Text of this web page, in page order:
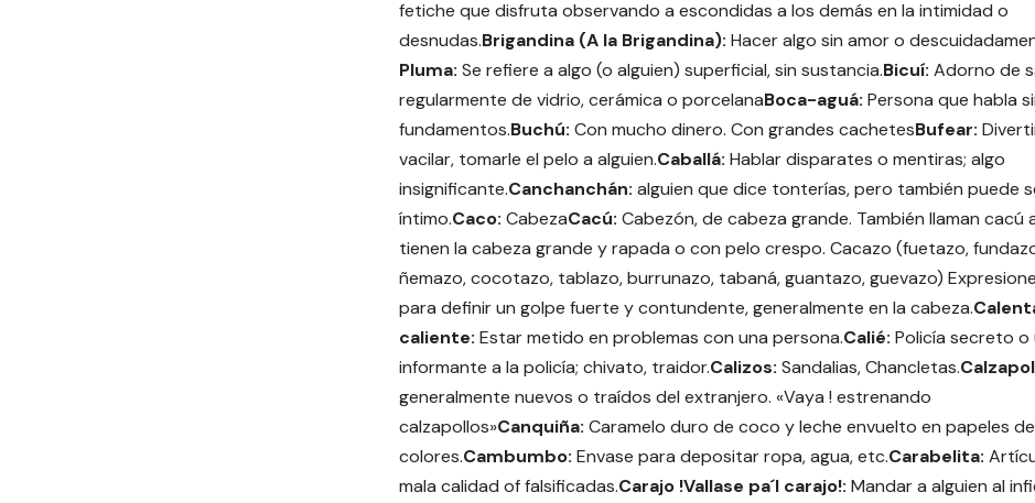
fetiche que disfruta observando a escondidas a los demás en la intimidad o
desnudas.Brigandina (A la Brigandina): Hacer algo sin amor o
Pluma: Se refiere a algo (o alguien) superficial, sin sustancia.Bicuí: Adorno de
regularmente de vidrio, cerámica o porcelanaBoca-aguá: Persona que habla
fundamentos.Buchú: Con mucho dinero. Con grandes cachetesBufear:
vacilar, tomarle el pelo a alguien.Caballá: Hablar disparates o mentiras; algo
insignificante.Canchanchán: alguien que dice tonterías, pero también puede
íntimo.Caco: CabezaCacú: Cabezón, de cabeza grande. También llaman cacú
tienen la cabeza grande y rapada o con pelo crespo. Cacazo (fuetazo,
ñemazo, cocotazo, tablazo, burrunazo, tabaná, guantazo, guevazo)
para definir un golpe fuerte y contundente, generalmente en la cabeza.
caliente: Estar metido en problemas con una persona.Calié: Policía secreto o
informante a la policía; chivato, traidor.Calizos: Sandalias, Chancletas.
generalmente nuevos o traídos del extranjero. «Vaya ! estrenando
calzapollos»Canquiña: Caramelo duro de coco y leche envuelto en papeles de
colores.Cambumbo: Envase para depositar ropa, agua, etc.Carabelita:
mala calidad of falsificadas.Carajo !Vallase pa´l carajo!: Mandar a alguien al